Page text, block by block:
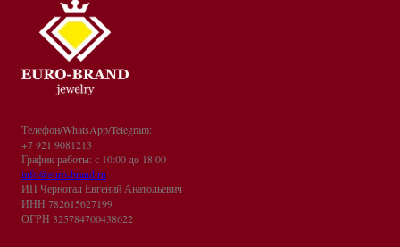
Телефон/WhatsApp/Telegram:
+7 921 9081213
График работы: с 10:00 до 18:00
info@euro-brand.ru
ИП Черногал Евгений Анатольевич
ИНН 782615627199
ОГРН 325784700438622